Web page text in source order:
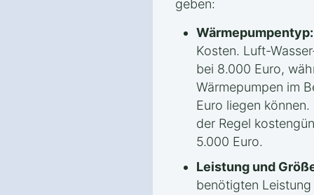
geben:
Wärmepumpentyp:
Kosten. Luft-
bei 8.000 Euro,
Wärmepumpen im
Euro liegen
der Regel
5.000 Euro.
Leistung und
benötigten